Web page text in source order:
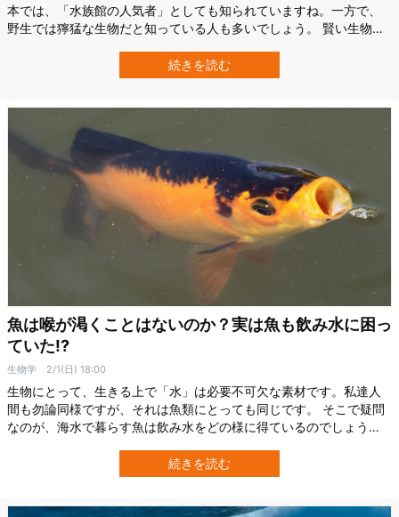
本では、「水族館の人気者」としても知られていますね。一方で、
野生では獰猛な生物だと知っている人も多いでしょう。 賢い生物と
す。 一過性の遊び、流行が生まれる Credit：写真ACシャチの世界で
は、まるで人間の世界と同じように「一過性の遊び」が流行ること
続きを読む
魚は喉が渇くことはないのか？実は魚も飲み水に困っ
ていた!?
生物学 2/1(日) 18:00
生物にとって、生きる上で「水」は必要不可欠な素材です。私達人
間も勿論同様ですが、それは魚類にとっても同じです。 そこで疑問
なのが、海水で暮らす魚は飲み水をどの様に得ているのでしょう
ら豊富に存在していても、生物がそのまま摂取することはできませ
ん。 これについては海水魚と淡水魚で、全く事情が異なります。 端
続きを読む